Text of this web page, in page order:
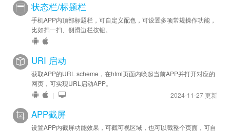
状态栏/标题栏
手机APP内顶部标题栏，可自定义配色，可设置多项常规操作功能，
比如扫一扫、侧滑边栏按钮。
URI 启动
获取APP的URL scheme，在html页面内唤起当前APP并打开对应的
网页，可实现URL启动APP。
|
2024-11-27 更新
APP截屏
设置APP内截屏功能效果，可截可视区域，也可以截整个页面，可自